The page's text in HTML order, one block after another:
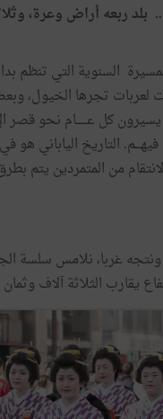
.. بلد ربعه أراض وعرة،
السنوية التي تنظم
لعربات تجرها الخيول،
يسيرونكل عــــــام نحو قصر
فيهـــم. التاريخ الياباني هو في
من المتمردين يتم
ونتجه غربا، نلامس سلسة
يقارب الثلاثة آلاف وثمان